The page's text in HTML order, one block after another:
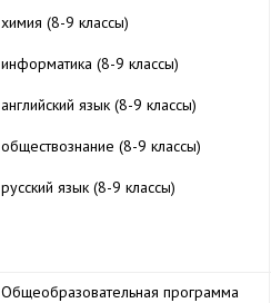
химия (8-9 классы)
информатика (8-9 классы)
английский язык (8-9 классы)
обществознание (8-9 классы)
русский язык (8-9 классы)
Общеобразовательная программа